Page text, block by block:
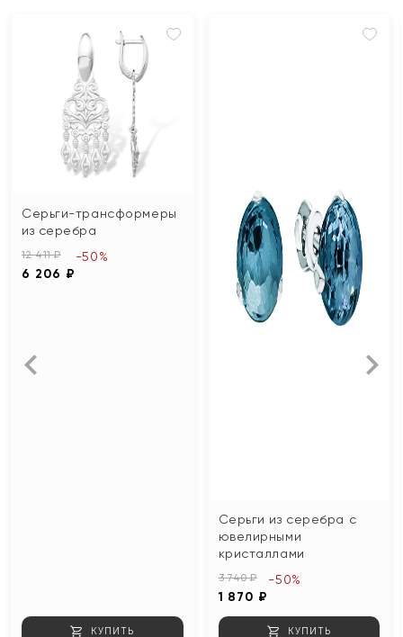
Серьги-трансформеры
из серебра
12 411 ₽
6 206 ₽
-50%
КУПИТЬ
Серьги из серебра с
ювелирными
кристаллами
3 740 ₽
1 870 ₽
-50%
КУПИТЬ